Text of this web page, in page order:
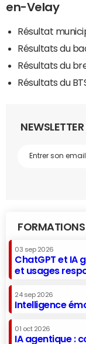
en-Velay
Résultat
Résultats du
Résultats du
Résultats du
FORMATIONS
03 sep 2026
ChatGPT et IA
et usages
24 sep 2026
Intelligence
01 oct 2026
IA agentique :